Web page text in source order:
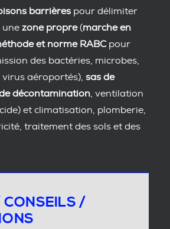
barrières pour délimiter
une zone propre(marche en
et norme RABCpour
des bactéries, microbes,
aéroportés), sas de
décontamination , ventilation
et climatisation, plomberie,
traitement des sols et des
/